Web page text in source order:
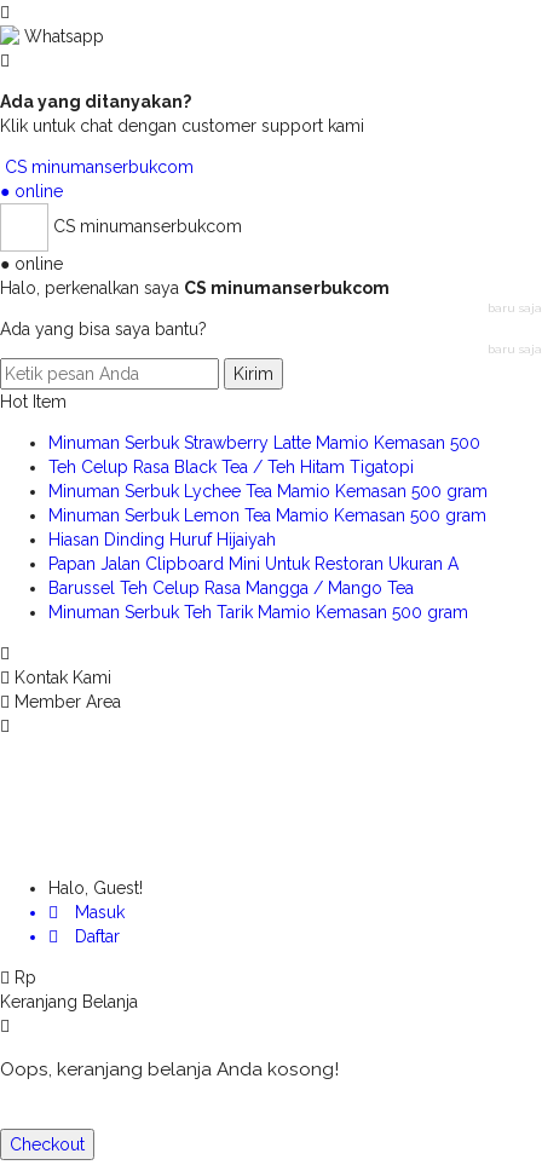
Whatsapp
Ada yang ditanyakan?
Klik untuk chat dengan customer support kami
CS minumanserbukcom
● online
CS minumanserbukcom
● online
Halo, perkenalkan saya CS minumanserbukcom
baru saja
Ada yang bisa saya bantu?
baru saja
Kirim
Hot Item
Minuman Serbuk Strawberry Latte Mamio Kemasan 500
Teh Celup Rasa Black Tea / Teh Hitam Tigatopi
Minuman Serbuk Lychee Tea Mamio Kemasan 500 gram
Minuman Serbuk Lemon Tea Mamio Kemasan 500 gram
Hiasan Dinding Huruf Hijaiyah
Papan Jalan Clipboard Mini Untuk Restoran Ukuran A
Barussel Teh Celup Rasa Mangga / Mango Tea
Minuman Serbuk Teh Tarik Mamio Kemasan 500 gram
Kontak Kami
Member Area
Halo, Guest!
Masuk
Daftar
Rp
Keranjang Belanja
Oops, keranjang belanja Anda kosong!
Checkout